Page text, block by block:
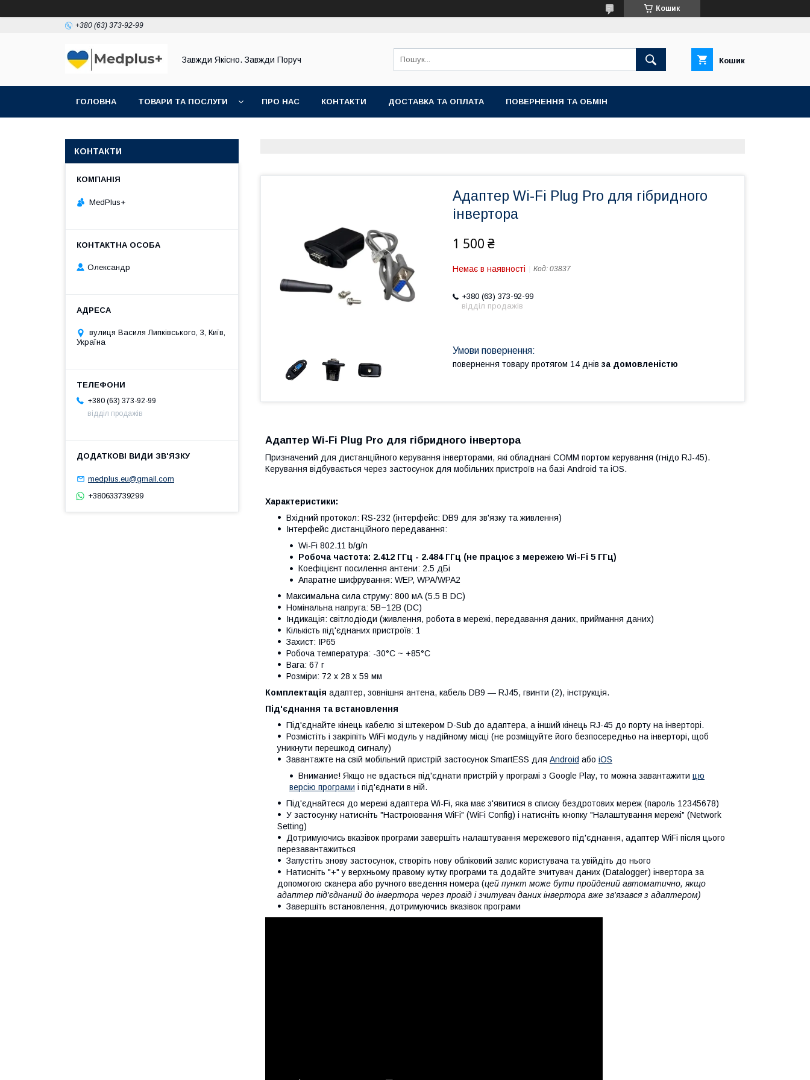
Кошик
+380 (63) 373-92-99
Завжди Якісно. Завжди Поруч Кошик
ГОЛОВНА ТОВАРИ ТА ПОСЛУГИ ПРО НАС КОНТАКТИ ДОСТАВКА ТА ОПЛАТА ПОВЕРНЕННЯ ТА ОБМІН
Адаптер Wi-Fi Plug Pro для гібридного
інвертора
1 500 ₴
Немає в наявності Код: 03837
+380 (63) 373-92-99
відділ продажів
повернення товару протягом 14 днів за домовленістю
Адаптер Wi-Fi Plug Pro для гібридного інвертора
Призначений для дистанційного керування інверторами, які обладнані COMM портом керування (гнідо RJ-45).
Керування відбувається через застосунок для мобільних пристроїв на базі Android та iOS.
Характеристики:
Вхідний протокол: RS-232 (інтерфейс: DB9 для зв'язку та живлення)
Інтерфейс дистанційного передавання:
Wi-Fi 802.11 b/g/n
Робоча частота: 2.412 ГГц - 2.484 ГГц (не працює з мережею Wi-Fi 5 ГГц)
Коефіцієнт посилення антени: 2.5 дБі
Апаратне шифрування: WEP, WPA/WPA2
Максимальна сила струму: 800 мА (5.5 В DC)
Номінальна напруга: 5В~12В (DC)
Індикація: світлодіоди (живлення, робота в мережі, передавання даних, приймання даних)
Кількість під'єднаних пристроїв: 1
Захист: IP65
Робоча температура: -30°C ~ +85°C
Вага: 67 г
Розміри: 72 х 28 х 59 мм
Комплектація адаптер, зовнішня антена, кабель DB9 — RJ45, гвинти (2), інструкція.
Під'єднання та встановлення
Під'єднайте кінець кабелю зі штекером D-Sub до адаптера, а інший кінець RJ-45 до порту на інверторі.
Розмістіть і закріпіть WiFi модуль у надійному місці (не розміщуйте його безпосередньо на інверторі, щоб
уникнути перешкод сигналу)
Завантажте на свій мобільний пристрій застосунок SmartESS для Android або iOS
Внимание! Якщо не вдасться під'єднати пристрій у програмі з Google Play, то можна завантажити цю
версію програми і під'єднати в ній.
Під'єднайтеся до мережі адаптера Wi-Fi, яка має з'явитися в списку бездротових мереж (пароль 12345678)
У застосунку натисніть "Настроювання WiFi" (WiFi Config) і натисніть кнопку "Налаштування мережі" (Network
Setting)
Дотримуючись вказівок програми завершіть налаштування мережевого під'єднання, адаптер WiFi після цього
перезавантажиться
Запустіть знову застосунок, створіть нову обліковий запис користувача та увійдіть до нього
Натисніть "+" у верхньому правому кутку програми та додайте зчитувач даних (Datalogger) інвертора за
допомогою сканера або ручного введення номера (цей пункт може бути пройдений автоматично, якщо
адаптер під'єднаний до інвертора через провід і зчитувач даних інвертора вже зв'язався з адаптером)
Завершіть встановлення, дотримуючись вказівок програми
КОНТАКТИ
MedPlus+
Олександр
вулиця Василя Липківського, 3, Київ,
Україна
+380 (63) 373-92-99
відділ продажів
medplus.eu@gmail.com
+380633739299